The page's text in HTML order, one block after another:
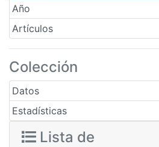
Año
Artículos
Colección
Datos
Estadísticas
Lista de